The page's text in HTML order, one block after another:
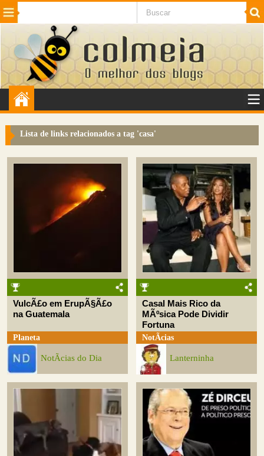
Beleza Cinema e TV
Internet Jogos NotÃ­cias SaÃºde
VeÃ­culos Adulto
Sugerir Link
Perguntas Frequentes
Lista de links relacionados a tag 'casa'
VulcÃ£o em ErupÃ§Ã£o
na Guatemala
Planeta
NotÃ­cias do Dia
Casal Mais Rico da
MÃºsica Pode Dividir
Fortuna
NotÃ­cias
Lanterninha